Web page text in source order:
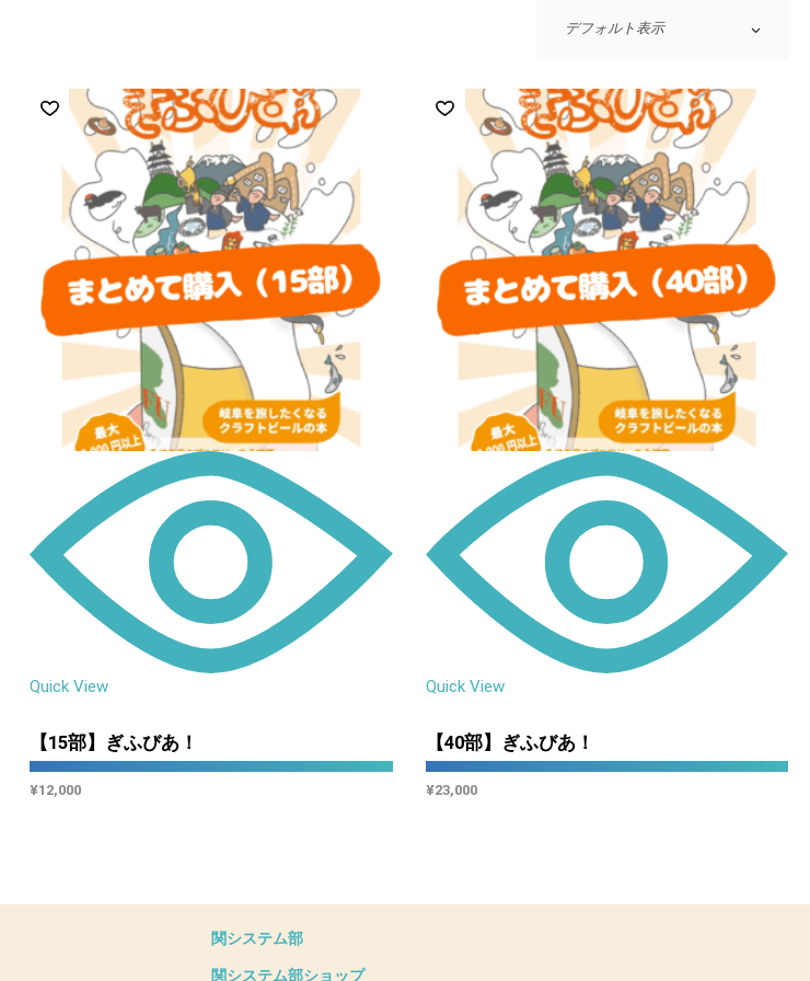
デフォルト表示
Quick View
【15部】ぎふびあ！
¥12,000
Quick View
【40部】ぎふびあ！
¥23,000
関システム部
関システム部ショップ